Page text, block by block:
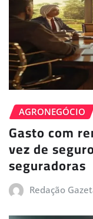
AGRONEGÓCIO
Gasto com
vez de
seguradoras
Redação